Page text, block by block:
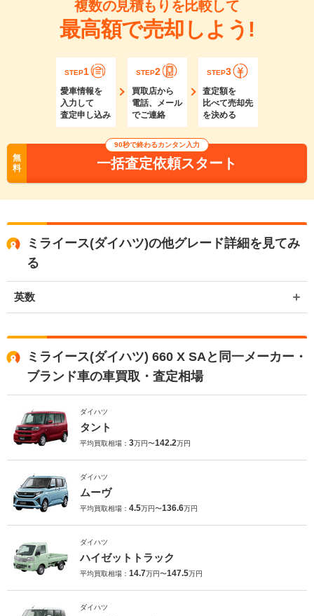
複数の見積もりを比較して
最高額で売却しよう!
STEP1
愛車情報を
入力して
査定申し込み
STEP2
買取店から
電話、メール
でご連絡
STEP3
査定額を
比べて売却先
を決める
無
料
90秒で終わるカンタン入力
一括査定依頼スタート
ミライース(ダイハツ)の他グレード詳細を見てみ
る
英数
ミライース(ダイハツ) 660 X SAと同一メーカー・
ブランド車の車買取・査定相場
ダイハツ
タント
平均買取相場： 3万円〜142.2万円
ダイハツ
ムーヴ
平均買取相場： 4.5万円〜136.6万円
ダイハツ
ハイゼットトラック
平均買取相場： 14.7万円〜147.5万円
ダイハツ